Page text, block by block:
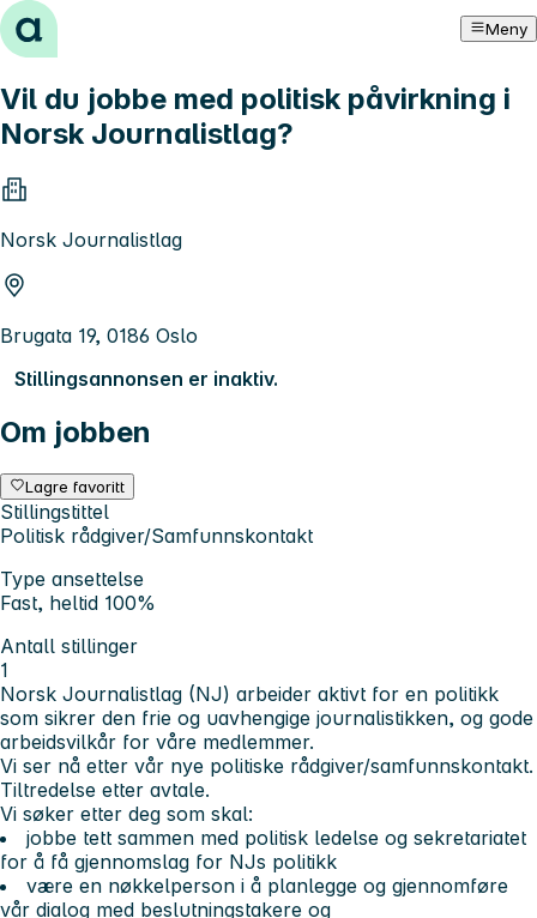
Hopp til innhold Meny
Vil du jobbe med politisk påvirkning i
Norsk Journalistlag?
Norsk Journalistlag
Brugata 19, 0186 Oslo
Stillingsannonsen er inaktiv.
Om jobben
Lagre favoritt
Stillingstittel
Politisk rådgiver/Samfunnskontakt
Type ansettelse
Fast, heltid 100%
Antall stillinger
1
Norsk Journalistlag (NJ) arbeider aktivt for en politikk
som sikrer den frie og uavhengige journalistikken, og gode
arbeidsvilkår for våre medlemmer.
Vi ser nå etter vår nye politiske rådgiver/samfunnskontakt.
Tiltredelse etter avtale.
Vi søker etter deg som skal:
jobbe tett sammen med politisk ledelse og sekretariatet
for å få gjennomslag for NJs politikk
være en nøkkelperson i å planlegge og gjennomføre
vår dialog med beslutningstakere og